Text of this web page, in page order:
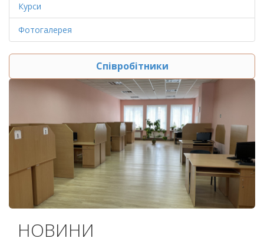
Курси
Фотогалерея
Співробітники
НОВИНИ